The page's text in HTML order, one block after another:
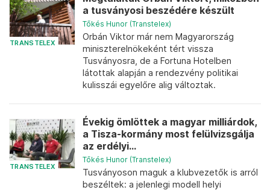
TRANSTELEX
a tusványosi beszédére készült
Tőkés Hunor (Transtelex)
Orbán Viktor már nem Magyarország
miniszterelnökeként tért vissza
Tusványosra, de a Fortuna Hotelben
látottak alapján a rendezvény politikai
kulisszái egyelőre alig változtak.
TRANSTELEX
Évekig ömlöttek a magyar milliárdok,
a Tisza-kormány most felülvizsgálja
az erdélyi...
Tőkés Hunor (Transtelex)
Tusványoson maguk a klubvezetők is arról
beszéltek: a jelenlegi modell helyi